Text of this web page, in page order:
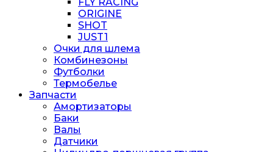
ORIGINE
SHOT
JUST1
Очки для шлема
Комбинезоны
Футболки
Термобелье
Запчасти
Амортизаторы
Баки
Валы
Датчики